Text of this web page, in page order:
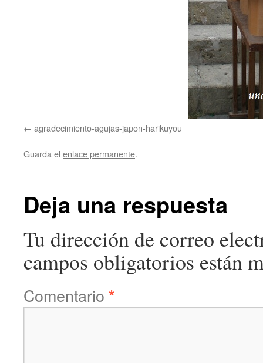
agradecimiento-agujas-japon-harikuyou
Guarda el enlace permanente.
Deja una respuesta
Tu dirección de correo
campos obligatorios están
Comentario *